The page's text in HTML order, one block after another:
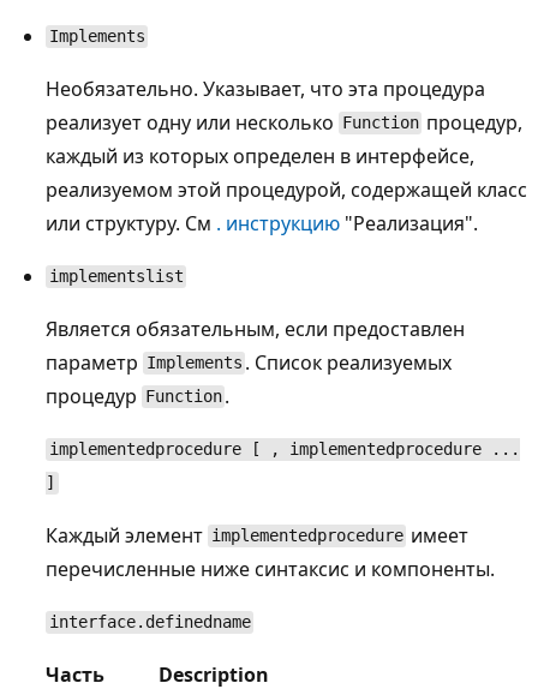
Implements
Необязательно. Указывает, что эта процедура
реализует одну или несколько Function процедур,
каждый из которых определен в интерфейсе,
реализуемом этой процедурой, содержащей класс
или структуру. См . инструкцию "Реализация".
implementslist
Является обязательным, если предоставлен
параметр Implements . Список реализуемых
процедур Function .
implementedprocedure [ , implementedprocedure ...
]
Каждый элемент implementedprocedure имеет
перечисленные ниже синтаксис и компоненты.
interface.definedname
Часть Description